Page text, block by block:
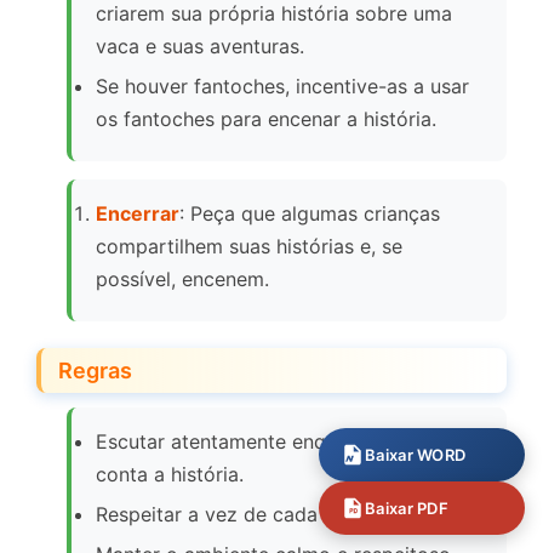
criarem sua própria história sobre uma
vaca e suas aventuras.
Se houver fantoches, incentive-as a usar
os fantoches para encenar a história.
Encerrar: Peça que algumas crianças
compartilhem suas histórias e, se
possível, encenem.
Regras
Escutar atentamente enquanto o colega
conta a história.
Respeitar a vez de cada um para falar.
Baixar WORD
Baixar PDF